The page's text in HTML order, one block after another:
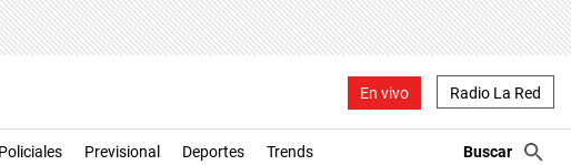
En vivo Radio La Red
Policiales Previsional Deportes Trends